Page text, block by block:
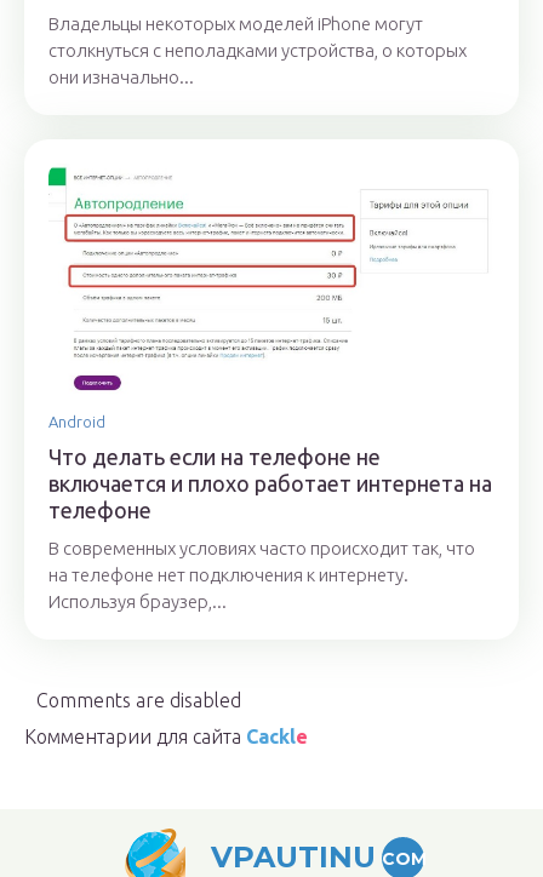
Владельцы некоторых моделей iPhone могут
столкнуться с неполадками устройства, о которых
они изначально...
Android
Что делать если на телефоне не
включается и плохо работает интернета на
телефоне
В современных условиях часто происходит так, что
на телефоне нет подключения к интернету.
Используя браузер,...
Comments are disabled
Комментарии для сайта Cackle
VPAUTINU COM